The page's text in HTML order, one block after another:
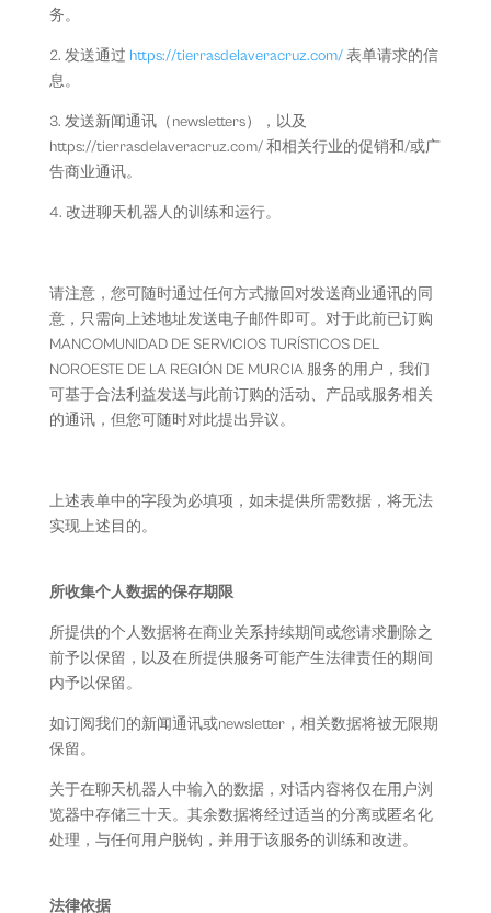
务。
2. 发送通过 https://tierrasdelaveracruz.com/表单请求的信
息。
3. 发送新闻通讯（newsletters），以及
https://tierrasdelaveracruz.com/ 和相关行业的促销和/或广
告商业通讯。
4. 改进聊天机器人的训练和运行。
请注意，您可随时通过任何方式撤回对发送商业通讯的同
意，只需向上述地址发送电子邮件即可。对于此前已订购
MANCOMUNIDAD DE SERVICIOS TURÍSTICOS DEL
NOROESTE DE LA REGIÓN DE MURCIA 服务的用户，我们
可基于合法利益发送与此前订购的活动、产品或服务相关
的通讯，但您可随时对此提出异议。
上述表单中的字段为必填项，如未提供所需数据，将无法
实现上述目的。
所收集个人数据的保存期限
所提供的个人数据将在商业关系持续期间或您请求删除之
前予以保留，以及在所提供服务可能产生法律责任的期间
内予以保留。
如订阅我们的新闻通讯或newsletter，相关数据将被无限期
保留。
关于在聊天机器人中输入的数据，对话内容将仅在用户浏
览器中存储三十天。其余数据将经过适当的分离或匿名化
处理，与任何用户脱钩，并用于该服务的训练和改进。
法律依据